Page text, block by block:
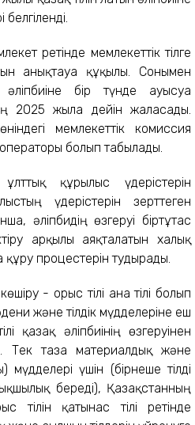
ретінде мемлекеттік тілге
анықтауға құқылы. Сонымен
бір түнде ауысуға
2025 жылға дейін жалғасады.
мемлекеттік комиссия
болып табылады.
құрылыс үдерістерін
үдерістерін зерттеген
әліпбидің өзгеруі біртұтас
арқылы аяқталатын халық
құру процестерін тудырады.
- орыс тілі ана тілі болып
және тілдік мүдделеріне еш
қазақ әліпбиінің өзгеруінен
Тек таза материалдық және
мүдделері үшін (бірнеше тілді
береді), Қазақстанның
тілін қатынас тілі ретінде